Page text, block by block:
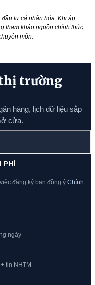
tư cá nhân hóa. Khi áp
tham khảo nguồn chính thức
môn.
trường
hàng, lịch dữ liệu sắp
cửa.
đăng ký bạn đồng ý Chính
ngày
tin NHTM